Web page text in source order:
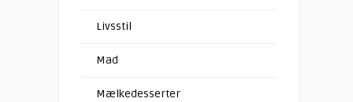
Livsstil
Mad
Mælkedesserter